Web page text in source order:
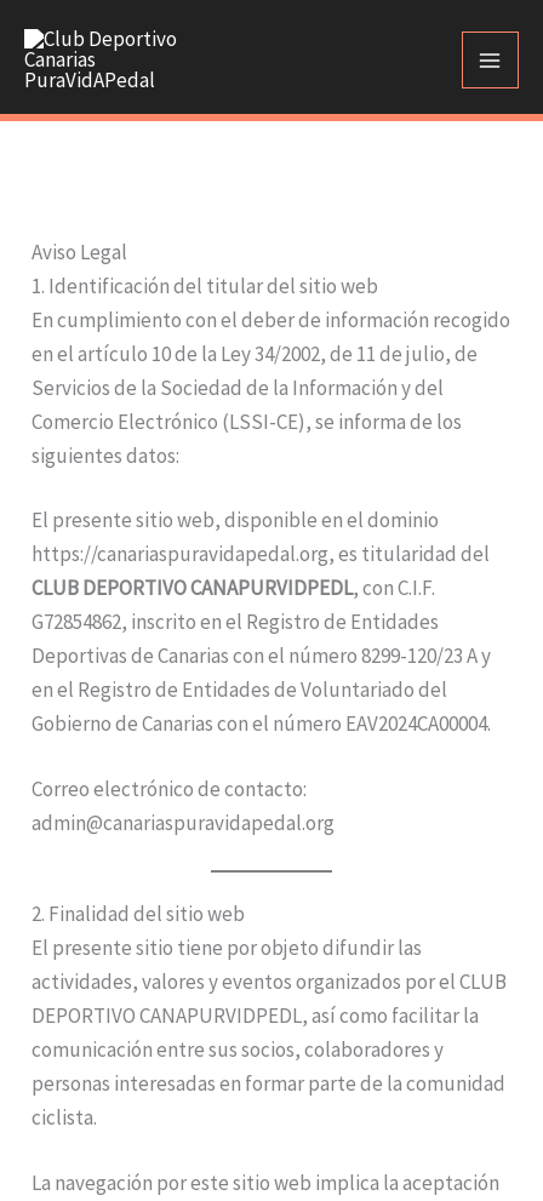
contenido
Aviso Legal
1. Identificación del titular del sitio web
En cumplimiento con el deber de información recogido
en el artículo 10 de la Ley 34/2002, de 11 de julio, de
Servicios de la Sociedad de la Información y del
Comercio Electrónico (LSSI-CE), se informa de los
siguientes datos:
El presente sitio web, disponible en el dominio
https://canariaspuravidapedal.org, es titularidad del
CLUB DEPORTIVO CANAPURVIDPEDL, con C.I.F.
G72854862, inscrito en el Registro de Entidades
Deportivas de Canarias con el número 8299-120/23 A y
en el Registro de Entidades de Voluntariado del
Gobierno de Canarias con el número EAV2024CA00004.
Correo electrónico de contacto:
admin@canariaspuravidapedal.org
2. Finalidad del sitio web
El presente sitio tiene por objeto difundir las
actividades, valores y eventos organizados por el CLUB
DEPORTIVO CANAPURVIDPEDL, así como facilitar la
comunicación entre sus socios, colaboradores y
personas interesadas en formar parte de la comunidad
ciclista.
La navegación por este sitio web implica la aceptación